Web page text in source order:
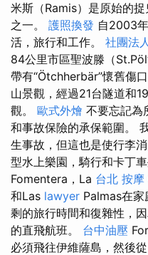
米斯（Ramis）是原始的
之一。 護照換發 自2003
活，旅行和工作。 社團法
84公里市區聖波滕（
帶有“Ötchherbär”懷舊傷口
山景觀，經過21台隧道和
觀。 歐式外燴 不要忘記為
和事故保險的承保範圍。
生事故，但這也是使行李
型水上樂園，騎行和卡丁
Fomentera，La 台北 按摩
和Las lawyer Palmas在家
剩的旅行時間和復雜性，
的直飛航班。 台中油壓
必須飛往伊維薩島，然後